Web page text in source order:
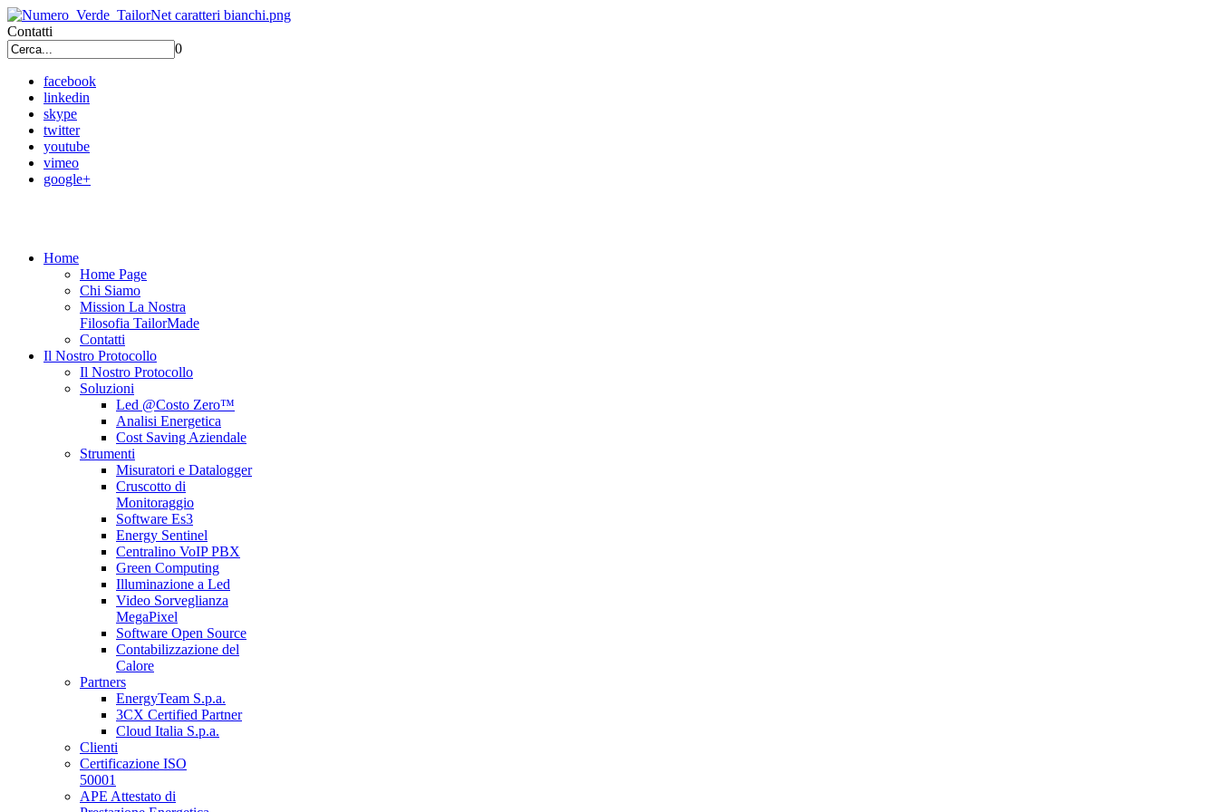
Contatti
0
facebook
linkedin
skype
twitter
youtube
vimeo
google+
Home
Home Page
Chi Siamo
Mission La Nostra
Filosofia TailorMade
Contatti
Il Nostro Protocollo
Il Nostro Protocollo
Soluzioni
Led @Costo Zero™
Analisi Energetica
Cost Saving Aziendale
Strumenti
Misuratori e Datalogger
Cruscotto di
Monitoraggio
Software Es3
Energy Sentinel
Centralino VoIP PBX
Green Computing
Illuminazione a Led
Video Sorveglianza
MegaPixel
Software Open Source
Contabilizzazione del
Calore
Partners
EnergyTeam S.p.a.
3CX Certified Partner
Cloud Italia S.p.a.
Clienti
Certificazione ISO
50001
APE Attestato di